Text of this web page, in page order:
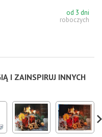
od 3 dni
roboczych
I ZAINSPIRUJ INNYCH